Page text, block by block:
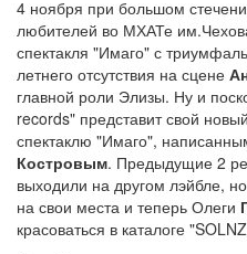
4 ноября при большом
любителей во МХАТе
спектакля "Имаго" с
летнего отсутствия на сцене
главной роли Элизы. Ну и
records" представит свой
спектаклю "Имаго",
Костровым. Предыдущие 2
выходили на другом лэйбле,
на свои места и теперь Олеги
красоваться в каталоге